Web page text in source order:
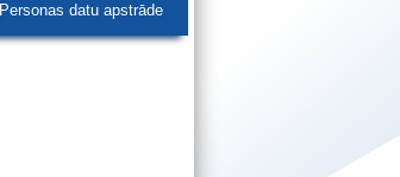
Personas datu apstrāde